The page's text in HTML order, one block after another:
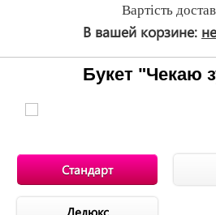
Вартiсть
В вашей корзине:
Букет "Чекаю
Стандарт
Делюкс